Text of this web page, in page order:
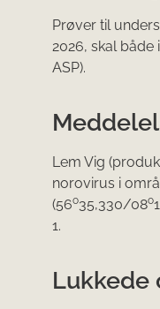
Prøver til
2026, skal
ASP).
Lem Vig
norovirus i
(56o35,330/08o
1.